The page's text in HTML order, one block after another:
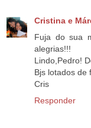
Cristina e
Fuja do sua
alegrias!!!
Lindo,Pedro!
Bjs lotados de
Cris
Responder